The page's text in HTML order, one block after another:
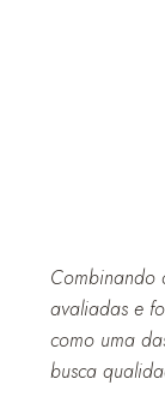
Combinando
avaliadas e
como uma
busca